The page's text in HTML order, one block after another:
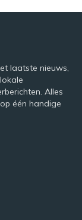
laatste nieuws,
Alles
één handige